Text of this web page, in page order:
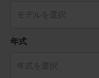
年式